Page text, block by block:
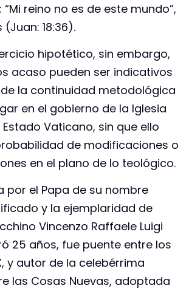
reino no es de este mundo”,
18:36).
hipotético, sin embargo,
acaso pueden ser indicativos
la continuidad metodológica
en el gobierno de la Iglesia
Vaticano, sin que ello
de modificaciones o
en el plano de lo teológico.
por el Papa de su nombre
y la ejemplaridad de
Vincenzo Raffaele Luigi
25 años, fue puente entre los
y autor de la celebérrima
las Cosas Nuevas, adoptada